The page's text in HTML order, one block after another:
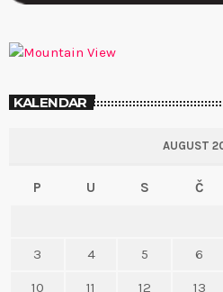
KALENDAR
AUGUST
P U S Č
3 4 5 6
10 11 12 13